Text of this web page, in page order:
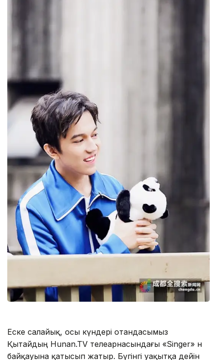
Еске салайық, осы күндері отандасымыз
Қытайдың Hunan.TV телеарнасындағы «Singer» ән
байқауына қатысып жатыр. Бүгінгі уақытқа дейін